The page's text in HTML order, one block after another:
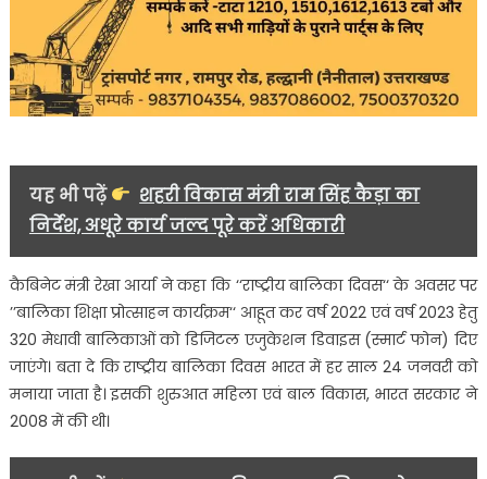
यह भी पढ़ें
शहरी विकास मंत्री राम सिंह कैड़ा का
निर्देश, अधूरे कार्य जल्द पूरे करें अधिकारी
कैबिनेट मंत्री रेखा आर्या ने कहा कि ‘‘राष्ट्रीय बालिका दिवस‘‘ के अवसर पर
’’बालिका शिक्षा प्रोत्साहन कार्यक्रम‘‘ आहूत कर वर्ष 2022 एवं वर्ष 2023 हेतु
320 मेधावी बालिकाओं को डिजिटल एजुकेशन डिवाइस (स्मार्ट फोन) दिए
जाएंगे। बता दे कि राष्ट्रीय बालिका दिवस भारत में हर साल 24 जनवरी को
मनाया जाता है। इसकी शुरुआत महिला एवं बाल विकास, भारत सरकार ने
2008 में की थी।